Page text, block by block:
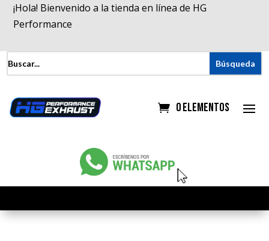
¡Hola! Bienvenido a la tienda en línea de HG
Performance
0 elementos